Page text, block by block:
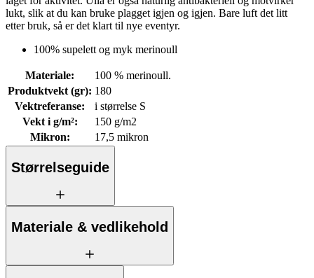
lukt, slik at du kan bruke plagget igjen og igjen. Bare luft det litt
etter bruk, så er det klart til nye eventyr.
100% supelett og myk merinoull
Materiale:
100 % merinoull.
Produktvekt (gr): 180
Vektreferanse:
i størrelse S
Vekt i g/m²:
150 g/m2
Mikron: 17,5 mikron
Størrelseguide
Materiale & vedlikehold